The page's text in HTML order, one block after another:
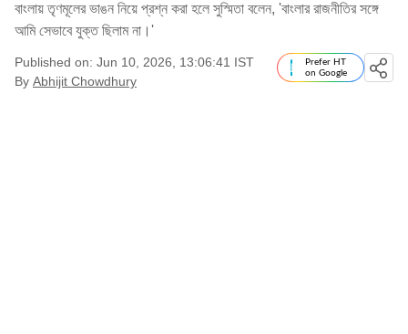
বাংলায় তৃণমূলের ভাঙন নিয়ে প্রশ্ন করা হলে সুস্মিতা বলেন, 'বাংলার রাজনীতির সঙ্গে
আমি সেভাবে যুক্ত ছিলাম না।'
Published on: Jun 10, 2026, 13:06:41 IST
By Abhijit Chowdhury
Prefer HT
on Google